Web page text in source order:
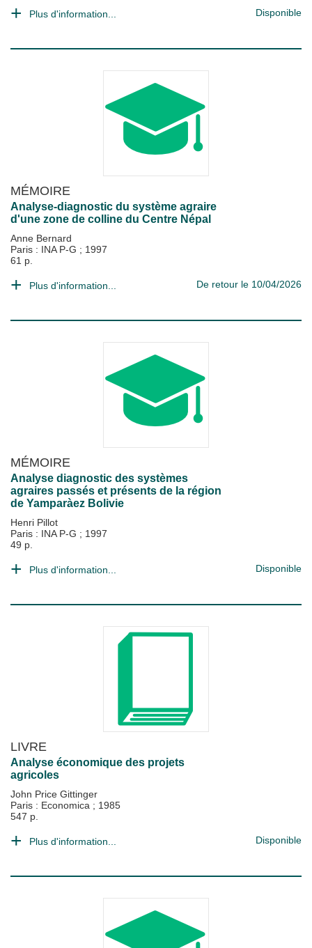
Plus d'information... Disponible
MÉMOIRE
Analyse-diagnostic du système agraire
d'une zone de colline du Centre Népal
Anne Bernard
Paris : INA P-G ; 1997
61 p.
Plus d'information... De retour le 10/04/2026
MÉMOIRE
Analyse diagnostic des systèmes
agraires passés et présents de la région
de Yamparàez Bolivie
Henri Pillot
Paris : INA P-G ; 1997
49 p.
Plus d'information... Disponible
LIVRE
Analyse économique des projets
agricoles
John Price Gittinger
Paris : Economica ; 1985
547 p.
Plus d'information... Disponible